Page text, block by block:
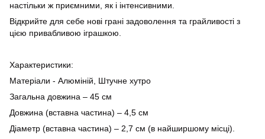
настільки ж приємними, як і інтенсивними.
Відкрийте для себе нові грані задоволення та грайливості з
цією привабливою іграшкою.
Характеристики:
Матеріали - Алюміній, Штучне хутро
Загальна довжина – 45 см
Довжина (вставна частина) – 4,5 см
Діаметр (вставна частина) – 2,7 см (в найширшому місці).